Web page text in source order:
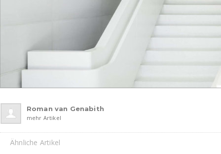
Roman van Genabith
mehr Artikel
Ähnliche Artikel